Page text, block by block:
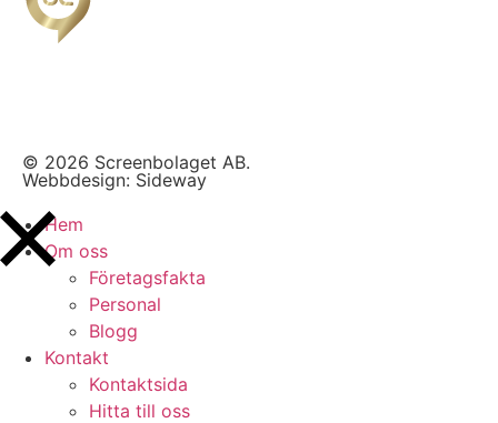
© 2026 Screenbolaget AB.
Webbdesign: Sideway
Hem
Om oss
Företagsfakta
Personal
Blogg
Kontakt
Kontaktsida
Hitta till oss